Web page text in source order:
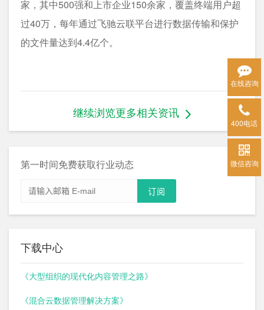
家，其中500强和上市企业150余家，覆盖终端用户超
过40万，每年通过飞驰云联平台进行数据传输和保护
的文件量达到4.4亿个。
继续浏览更多相关资讯
第一时间免费获取行业动态
下载中心
《大型组织的现代化内容管理之路》
《混合云数据管理解决方案》
在线咨询
400电话
微信咨询